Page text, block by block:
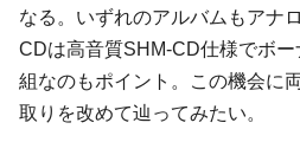
なる。いずれのアルバムもアナ
CDは高音質SHM-CD仕様でボ
組なのもポイント。この機会に
取りを改めて辿ってみたい。